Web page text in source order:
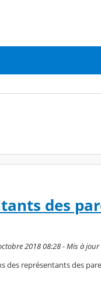
des
2018 08:28 - Mis à
des représentants des